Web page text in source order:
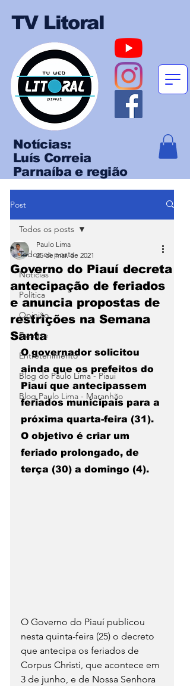
TV Litoral
Notícias:
Luís Correia
Parnaíba e região
Post
Todos os posts
Notícias
Política
Opinião
Esporte
Entretenimento
Blog do Paulo Lima - Piaui
Blog Paulo Lima - Maranhão
Todos os posts
Governo do Piauí decreta
antecipação de feriados
e anuncia propostas de
restrições na Semana
Santa
Paulo Lima
25 de mar. de 2021
O governador solicitou
ainda que os prefeitos do
Piauí que antecipassem
feriados municipais para a
próxima quarta-feira (31).
O objetivo é criar um
feriado prolongado, de
terça (30) a domingo (4).
O Governo do Piauí publicou
nesta quinta-feira (25) o decreto
que antecipa os feriados de
Corpus Christi, que acontece em
3 de junho, e de Nossa Senhora